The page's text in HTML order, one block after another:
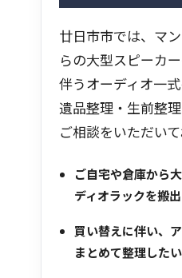
廿日市市では、マ
らの大型スピーカ
伴うオーディオ一
遺品整理・生前整
ご相談をいただいて
ご自宅や倉庫から
ディオラックを搬
買い替えに伴い、
まとめて整理したい